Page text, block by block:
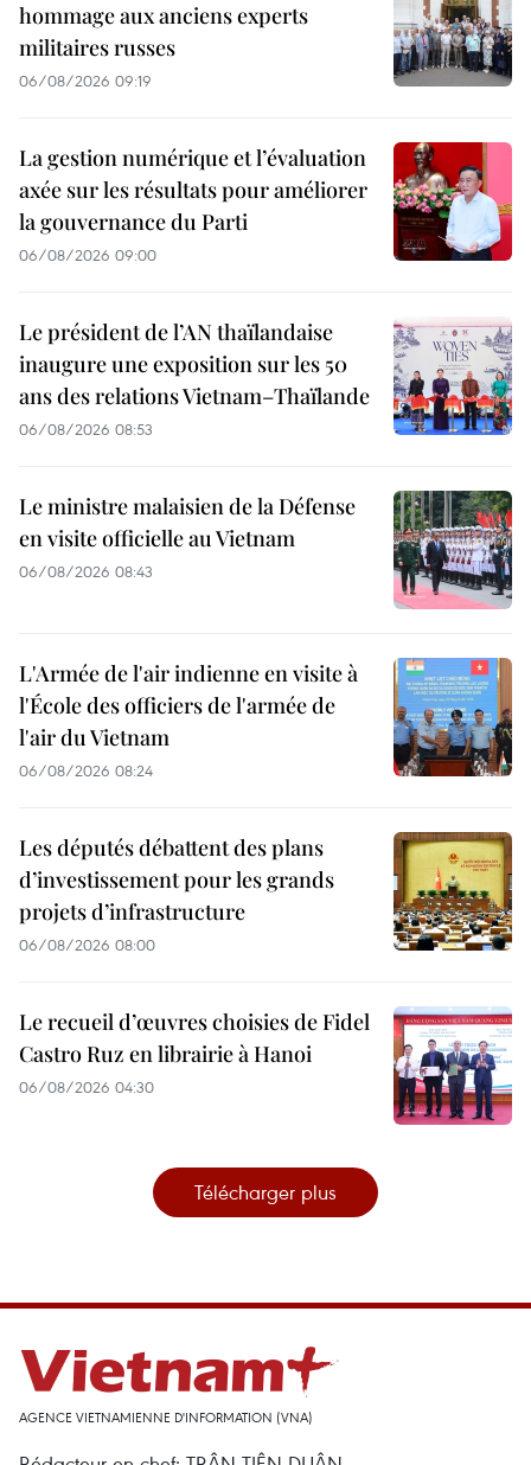
hommage aux anciens experts
militaires russes
06/08/2026 09:19
La gestion numérique et l’évaluation
axée sur les résultats pour améliorer
la gouvernance du Parti
06/08/2026 09:00
Le président de l’AN thaïlandaise
inaugure une exposition sur les 50
ans des relations Vietnam–Thaïlande
06/08/2026 08:53
Le ministre malaisien de la Défense
en visite officielle au Vietnam
06/08/2026 08:43
L'Armée de l'air indienne en visite à
l'École des officiers de l'armée de
l'air du Vietnam
06/08/2026 08:24
Les députés débattent des plans
d’investissement pour les grands
projets d’infrastructure
06/08/2026 08:00
Le recueil d’œuvres choisies de Fidel
Castro Ruz en librairie à Hanoi
06/08/2026 04:30
Télécharger plus
AGENCE VIETNAMIENNE D'INFORMATION (VNA)